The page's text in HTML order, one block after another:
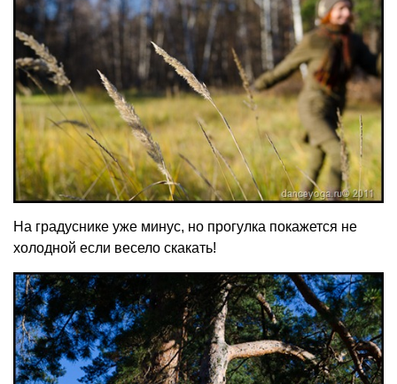
На градуснике уже минус, но прогулка покажется не
холодной если весело скакать!